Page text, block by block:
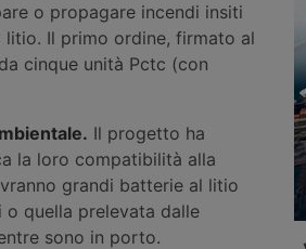
o propagare incendi insiti
litio. Il primo ordine, firmato al
cinque unità Pctc (con
Il progetto ha
la loro compatibilità alla
grandi batterie al litio
o quella prelevata dalle
sono in porto.